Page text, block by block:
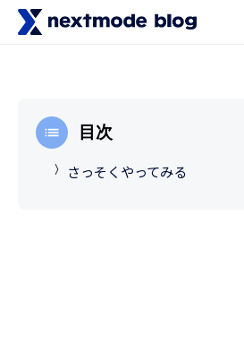
目次
さっそくやってみる